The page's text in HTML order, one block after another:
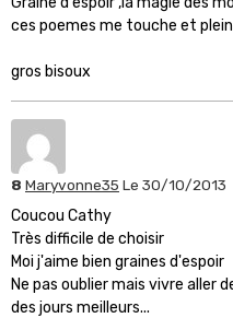
ces poemes me touche et
gros bisoux
8 Maryvonne35 Le 30/10/2013
Coucou Cathy
Très difficile de choisir
Moi j'aime bien graines d'espoir
Ne pas oublier mais vivre aller
des jours meilleurs...